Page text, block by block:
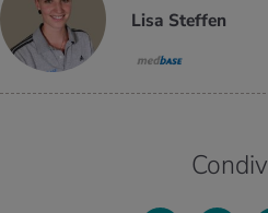
Lisa Steffen